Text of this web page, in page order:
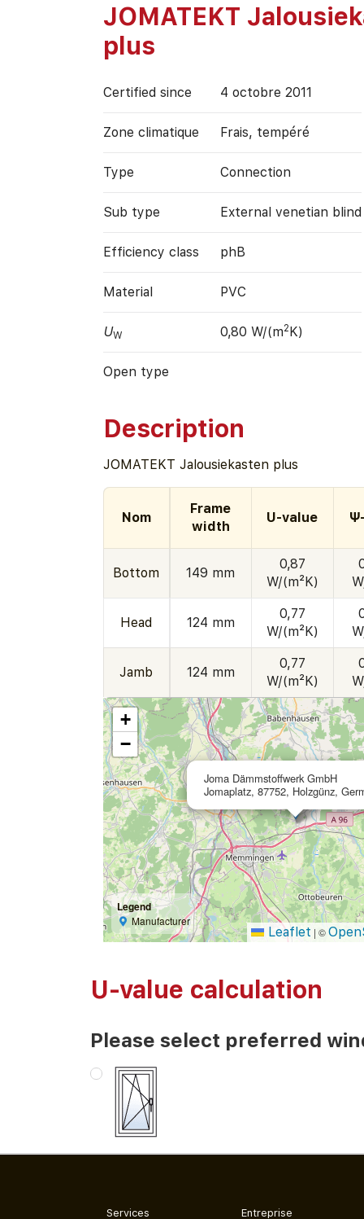
JOMATEKT
plus
Certified since 4 octobre 2011
Zone climatique Frais, tempéré
Type Connection
Sub type External venetian blind
Efficiency class phB
Material PVC
UW 0,80 W/(m2K)
Open type
Description
JOMATEKT Jalousiekasten plus
Nom
Frame
width
U-value
Bottom 149 mm
0,87
W/(m²K)
Head 124 mm
0,77
W/(m²K)
Jamb 124 mm
0,77
W/(m²K)
Joma Dämmstoffwerk GmbH
Jomaplatz, 87752, Holzgünz,
+
−
Legend
Manufacturer
Leaflet | ©
U-value calculation
Please select preferred
Services Entreprise